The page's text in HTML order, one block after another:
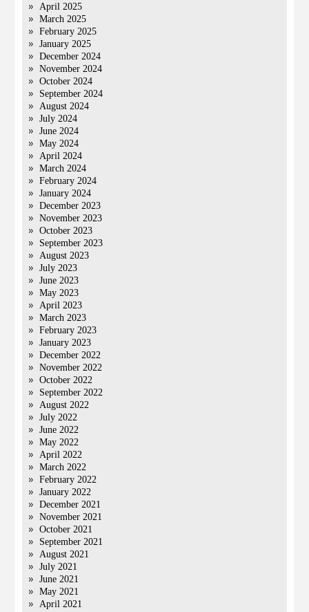
April 2025
March 2025
February 2025
January 2025
December 2024
November 2024
October 2024
September 2024
August 2024
July 2024
June 2024
May 2024
April 2024
March 2024
February 2024
January 2024
December 2023
November 2023
October 2023
September 2023
August 2023
July 2023
June 2023
May 2023
April 2023
March 2023
February 2023
January 2023
December 2022
November 2022
October 2022
September 2022
August 2022
July 2022
June 2022
May 2022
April 2022
March 2022
February 2022
January 2022
December 2021
November 2021
October 2021
September 2021
August 2021
July 2021
June 2021
May 2021
April 2021